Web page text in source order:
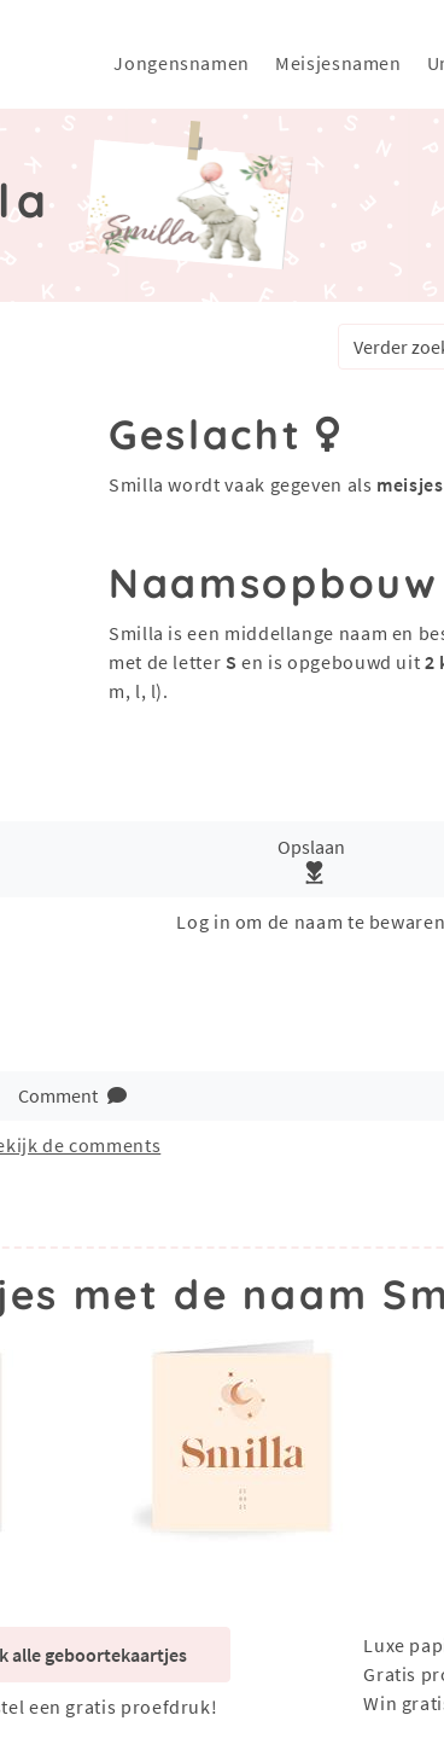
Jongensnamen Meisjesnamen
Geslacht
Smilla wordt vaak gegeven als
Naamsopbouw
Smilla is een middellange naam en
met de letter S en is opgebouwd uit2
m, l, l).
Opslaan
Log in om de naam te bewaren
Comment
de comments
met de naam
alle geboortekaartjes
een gratis proefdruk!
Luxe
Gratis
Win